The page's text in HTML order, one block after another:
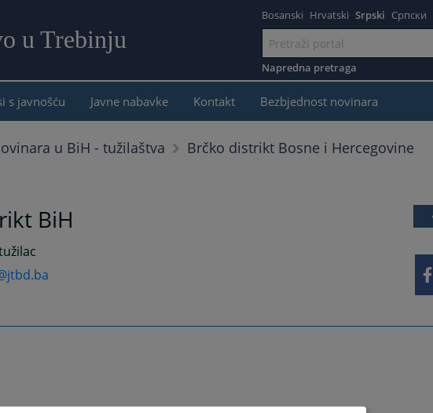
u Trebinju
sadržaj
Bosanski Hrvatski Srpski Српски
Napredna pretraga
s javnošću Javne nabavke Kontakt Bezbjednost novinara
u BiH - tužilaštva Brčko distrikt Bosne i Hercegovine
BiH